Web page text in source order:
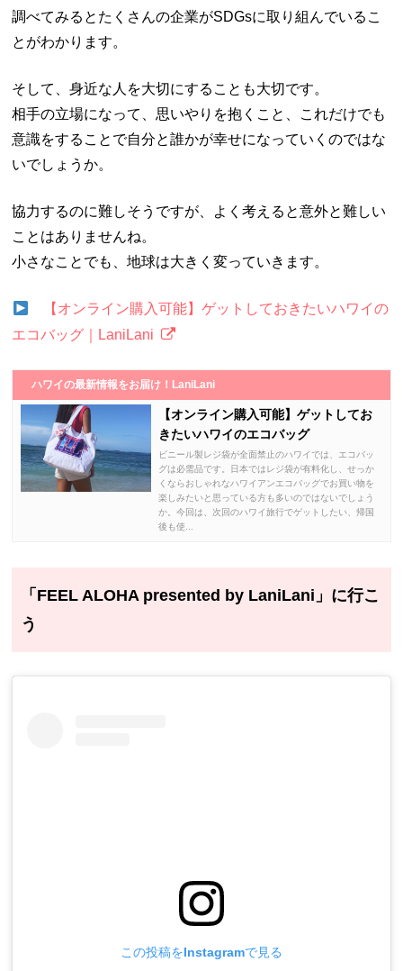
調べてみるとたくさんの企業がSDGsに取り組んでいるこ
とがわかります。
そして、身近な人を大切にすることも大切です。
相手の立場になって、思いやりを抱くこと、これだけでも
意識をすることで自分と誰かが幸せになっていくのではな
いでしょうか。
協力するのに難しそうですが、よく考えると意外と難しい
ことはありませんね。
小さなことでも、地球は大きく変っていきます。
【オンライン購入可能】ゲットしておきたいハワイの
エコバッグ｜LaniLani
ハワイの最新情報をお届け！LaniLani
【オンライン購入可能】ゲットしてお
きたいハワイのエコバッグ
ビニール製レジ袋が全面禁止のハワイでは、エコバッ
グは必需品です。日本ではレジ袋が有料化し、せっか
くならおしゃれなハワイアンエコバッグでお買い物を
楽しみたいと思っている方も多いのではないでしょう
か。今回は、次回のハワイ旅行でゲットしたい、帰国
後も使...
「FEEL ALOHA presented by LaniLani」に行こ
う
この投稿をInstagramで見る